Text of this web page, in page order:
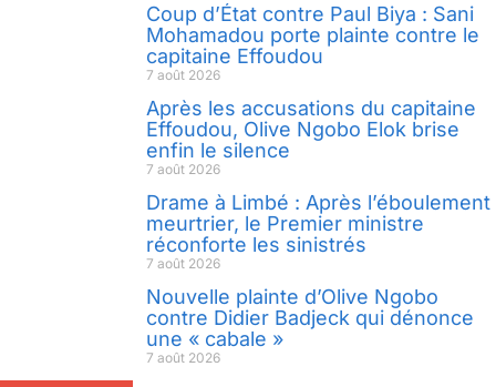
Coup d’État contre Paul Biya : Sani
Mohamadou porte plainte contre le
capitaine Effoudou
7 août 2026
Après les accusations du capitaine
Effoudou, Olive Ngobo Elok brise
enfin le silence
7 août 2026
Drame à Limbé : Après l’éboulement
meurtrier, le Premier ministre
réconforte les sinistrés
7 août 2026
Nouvelle plainte d’Olive Ngobo
contre Didier Badjeck qui dénonce
une « cabale »
7 août 2026